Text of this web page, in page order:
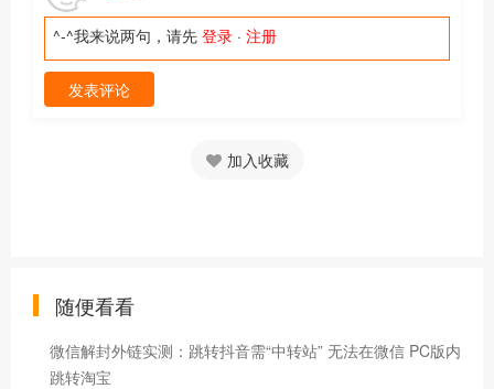
^-^我来说两句，请先 登录 · 注册
发表评论
加入收藏
随便看看
微信解封外链实测：跳转抖音需“中转站” 无法在微信 PC版内
跳转淘宝